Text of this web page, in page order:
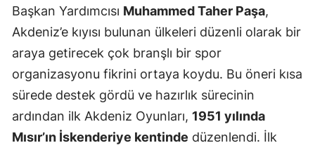
Başkan Yardımcısı Muhammed Taher Paşa,
Akdeniz’e kıyısı bulunan ülkeleri düzenli olarak bir
araya getirecek çok branşlı bir spor
organizasyonu fikrini ortaya koydu. Bu öneri kısa
sürede destek gördü ve hazırlık sürecinin
ardından ilk Akdeniz Oyunları, 1951 yılında
Mısır’ın İskenderiye kentinde düzenlendi. İlk